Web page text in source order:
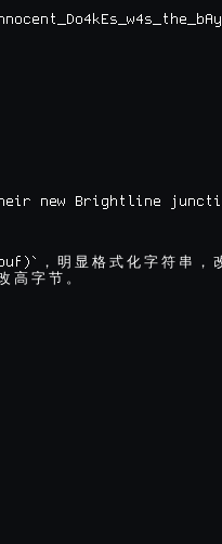
new Brightline
， 明 显 格 式 化 字 符 串 ，
高 字 节 。